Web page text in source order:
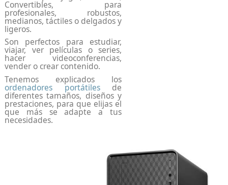
Convertibles, para
profesionales, robustos,
medianos, táctiles o delgados y
ligeros.
Son perfectos para estudiar,
viajar, ver películas o series,
hacer videoconferencias,
vender o crear contenido.
Tenemos explicados los
ordenadores portátilesde
diferentes tamaños, diseños y
prestaciones, para que elijas el
que más se adapte a tus
necesidades.